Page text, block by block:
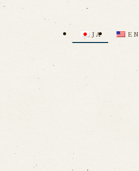
アクセス
メールでお問い合わせ
わせ
JA EN